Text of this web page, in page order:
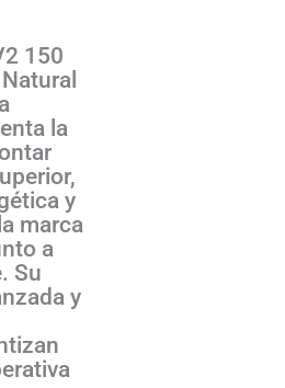
150
la
y
marca
a
Su
y